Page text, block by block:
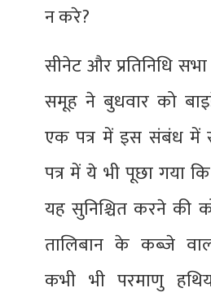
न करे?
सीनेट और प्रतिनिधि
समूह ने बुधवार को
एक पत्र में इस संबंध में
पत्र में ये भी पूछा गया
यह सुनिश्चित करने की
तालिबान के कब्जे
कभी भी परमाणु